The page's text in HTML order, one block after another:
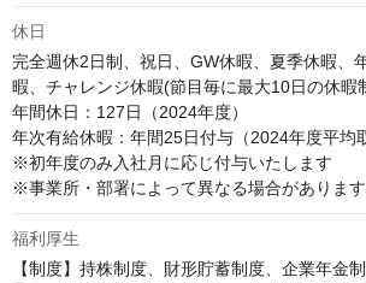
休日
完全週休2日制、祝日、GW休暇、夏季休暇、
暇、チャレンジ休暇(節目毎に最大10日の休暇
年間休日：127日（2024年度）
年次有給休暇：年間25日付与（2024年度平均
※初年度のみ入社月に応じ付与いたします
※事業所・部署によって異なる場合があります
福利厚生
【制度】持株制度、財形貯蓄制度、企業年金